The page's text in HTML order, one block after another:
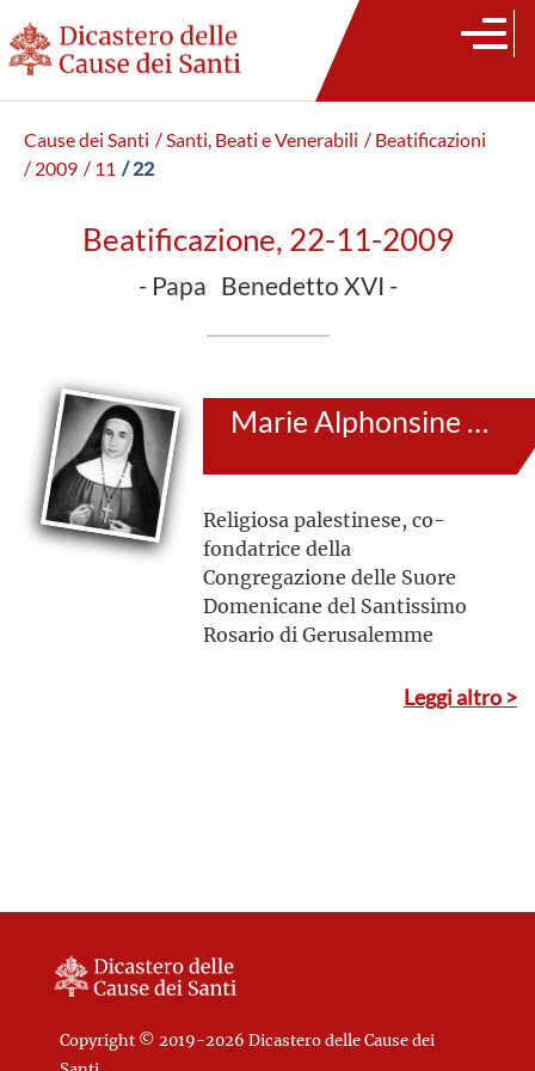
Cause dei Santi / Santi, Beati e Venerabili / Beatificazioni
/ 2009 / 11 / 22
Beatificazione, 22-11-2009
- Papa Benedetto XVI -
Marie Alphonsine Danil Ghattas
Religiosa palestinese, co-
fondatrice della
Congregazione delle Suore
Domenicane del Santissimo
Rosario di Gerusalemme
Leggi altro >
Copyright © 2019-2026 Dicastero delle Cause dei